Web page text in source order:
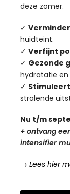
deze zomer.
✓
huidteint.
✓ Verfijnt
✓ Gezonde
hydratatie en
✓
stralende
Nu t/m
+ ontvang
intensifier
→ Lees hier